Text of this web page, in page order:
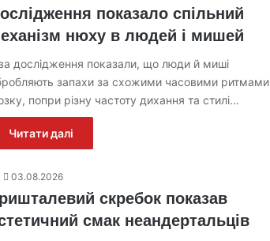
показало спільний
нюху в людей і мишей
дослідження показали, що люди й миші
запахи за схожими часовими ритмами
попри різну частоту дихання та стилі…
Читати далі
03.08.2026
скребок показав
смак неандертальців